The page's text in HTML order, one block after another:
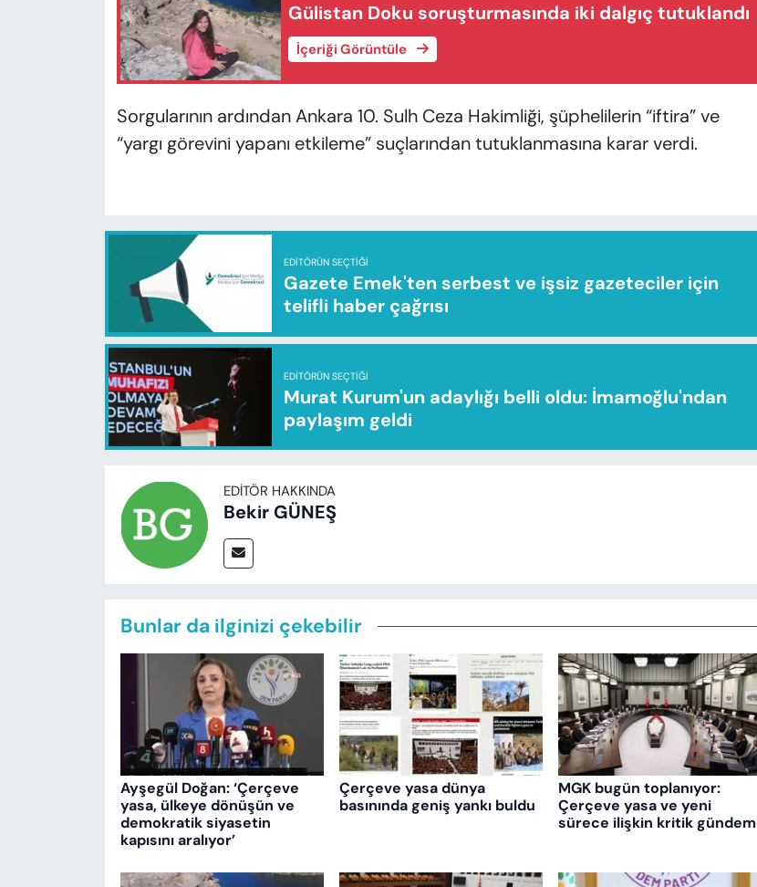
Gülistan Doku soruşturmasında iki dalgıç tutuklandı
İçeriği Görüntüle
Sorgularının ardından Ankara 10. Sulh Ceza Hakimliği, şüphelilerin “iftira” ve
“yargı görevini yapanı etkileme” suçlarından tutuklanmasına karar verdi.
EDITÖRÜN SEÇTIĞI
Gazete Emek'ten serbest ve işsiz gazeteciler için
telifli haber çağrısı
EDITÖRÜN SEÇTIĞI
Murat Kurum'un adaylığı belli oldu: İmamoğlu'ndan
paylaşım geldi
EDITÖR HAKKINDA
Bekir GÜNEŞ
Bunlar da ilginizi çekebilir
Ayşegül Doğan: ‘Çerçeve
yasa, ülkeye dönüşün ve
demokratik siyasetin
kapısını aralıyor’
Çerçeve yasa dünya
basınında geniş yankı buldu
MGK bugün toplanıyor:
Çerçeve yasa ve yeni
sürece ilişkin kritik gündem